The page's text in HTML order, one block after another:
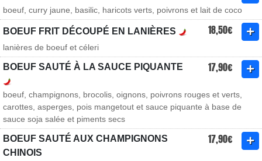
boeuf, curry jaune, basilic, haricots verts, poivrons et lait de coco
BOEUF FRIT DÉCOUPÉ EN LANIÈRES 18,50€
lanières de boeuf et céleri
BOEUF SAUTÉ À LA SAUCE PIQUANTE 17,90€
boeuf, champignons, brocolis, oignons, poivrons rouges et verts,
carottes, asperges, pois mangetout et sauce piquante à base de
sauce soja salée et piments secs
BOEUF SAUTÉ AUX CHAMPIGNONS
CHINOIS
17,90€